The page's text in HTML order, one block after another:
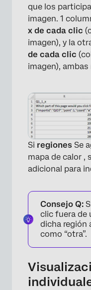
que los
imagen. 1
x de cada clic
imagen), y la
de cada clic
imagen),
Si regiones Se
mapa de calor ,
adicional para
Consejo Q:
clic fuera de
dicha región
como “otra”.